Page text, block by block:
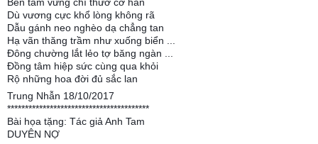
Dù vương cực khổ lòng không rã
Dẫu gánh neo nghèo dạ chẳng tan
Hạ vãn thăng trầm như xuống biển ...
Đông chường lắt lẻo tợ băng ngàn ...
Đồng tâm hiệp sức cùng qua khỏi
Rộ những hoa đời đủ sắc lan
Trung Nhẫn 18/10/2017
****************************************
Bài họa tặng: Tác giả Anh Tam
DUYÊN NỢ